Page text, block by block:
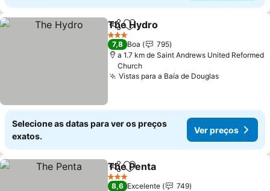
PartilharAdicionar aos favoritos
The Hydro
3 Estrelas
7,8 Boa
795
a 1.7 km de Saint Andrews United Reformed
Church
Vistas para a Baía de DouglasVer preços
Selecione as datas para ver os preços
exatos.
Ver preços
PartilharAdicionar aos favoritos
The Penta
3 Estrelas
8,6 Excelente
749